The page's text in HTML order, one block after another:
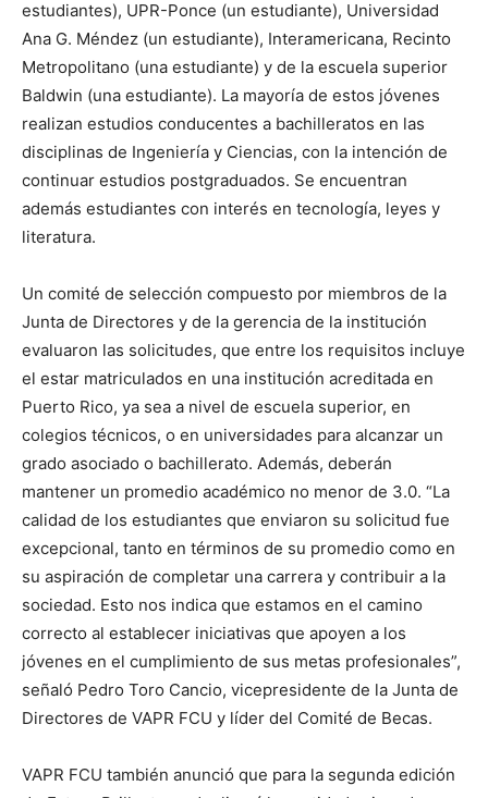
estudiantes), UPR-Ponce (un estudiante), Universidad
Ana G. Méndez (un estudiante), Interamericana, Recinto
Metropolitano (una estudiante) y de la escuela superior
Baldwin (una estudiante). La mayoría de estos jóvenes
realizan estudios conducentes a bachilleratos en las
disciplinas de Ingeniería y Ciencias, con la intención de
continuar estudios postgraduados. Se encuentran
además estudiantes con interés en tecnología, leyes y
literatura.
Un comité de selección compuesto por miembros de la
Junta de Directores y de la gerencia de la institución
evaluaron las solicitudes, que entre los requisitos incluye
el estar matriculados en una institución acreditada en
Puerto Rico, ya sea a nivel de escuela superior, en
colegios técnicos, o en universidades para alcanzar un
grado asociado o bachillerato. Además, deberán
mantener un promedio académico no menor de 3.0. “La
calidad de los estudiantes que enviaron su solicitud fue
excepcional, tanto en términos de su promedio como en
su aspiración de completar una carrera y contribuir a la
sociedad. Esto nos indica que estamos en el camino
correcto al establecer iniciativas que apoyen a los
jóvenes en el cumplimiento de sus metas profesionales”,
señaló Pedro Toro Cancio, vicepresidente de la Junta de
Directores de VAPR FCU y líder del Comité de Becas.
VAPR FCU también anunció que para la segunda edición